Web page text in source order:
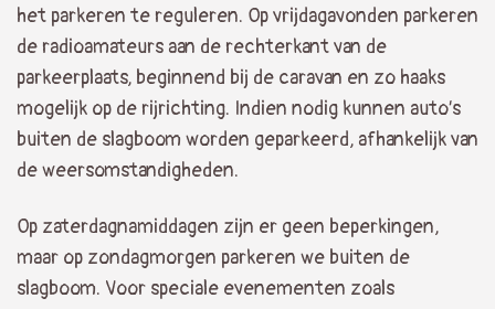
het parkeren te reguleren. Op vrijdagavonden parkeren
de radioamateurs aan de rechterkant van de
parkeerplaats, beginnend bij de caravan en zo haaks
mogelijk op de rijrichting. Indien nodig kunnen auto’s
buiten de slagboom worden geparkeerd, afhankelijk van
de weersomstandigheden.
Op zaterdagnamiddagen zijn er geen beperkingen,
maar op zondagmorgen parkeren we buiten de
slagboom. Voor speciale evenementen zoals